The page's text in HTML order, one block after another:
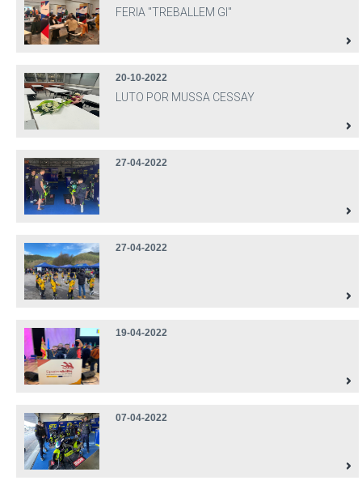
FERIA "TREBALLEM GI"
20-10-2022
LUTO POR MUSSA CESSAY
27-04-2022
27-04-2022
19-04-2022
07-04-2022